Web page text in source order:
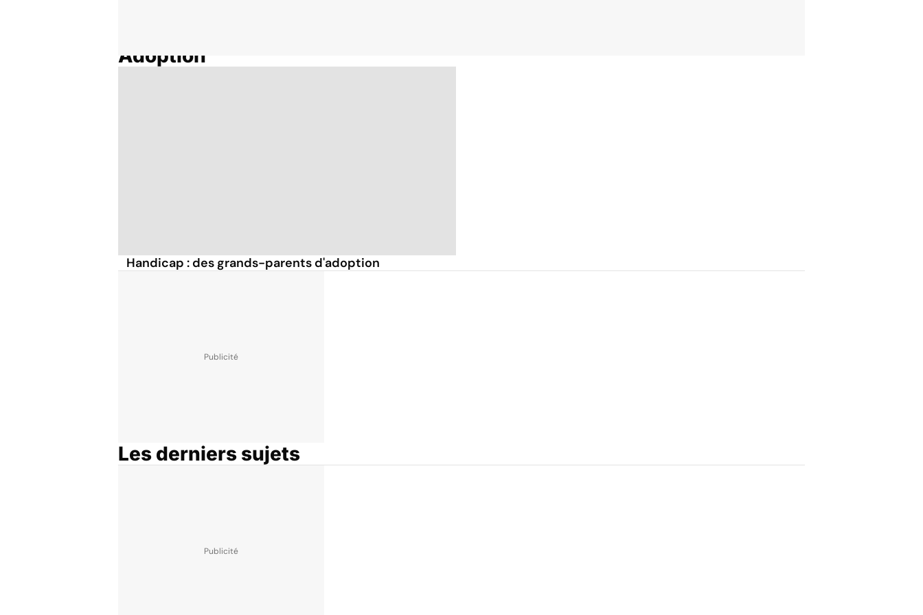
Adoption
Handicap : des grands-parents d'adoption
Les derniers sujets